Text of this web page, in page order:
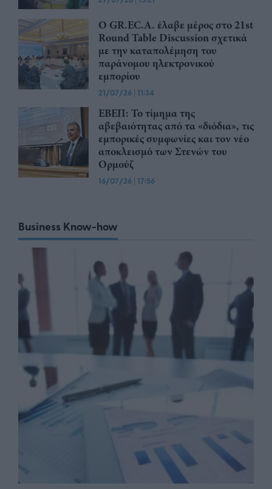
Ο GR.EC.A. έλαβε μέρος στο 21st
Round Table Discussion σχετικά
με την καταπολέμηση του
παράνομου ηλεκτρονικού
εμπορίου
21/07/26 | 11:34
ΕΒΕΠ: Το τίμημα της
αβεβαιότητας από τα «διόδια», τις
εμπορικές συμφωνίες και τον νέο
αποκλεισμό των Στενών του
Ορμούζ
16/07/26 | 17:56
Business Know-how